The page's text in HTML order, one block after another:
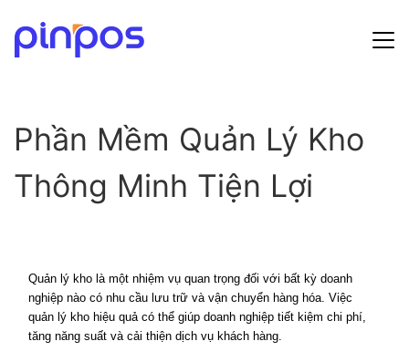
Bảng giá
Phần Mềm Quản Lý Kho
Thông Minh Tiện Lợi
Quản lý kho là một nhiệm vụ quan trọng đối với bất kỳ doanh
nghiệp nào có nhu cầu lưu trữ và vận chuyển hàng hóa. Việc
quản lý kho hiệu quả có thể giúp doanh nghiệp tiết kiệm chi phí,
tăng năng suất và cải thiện dịch vụ khách hàng.